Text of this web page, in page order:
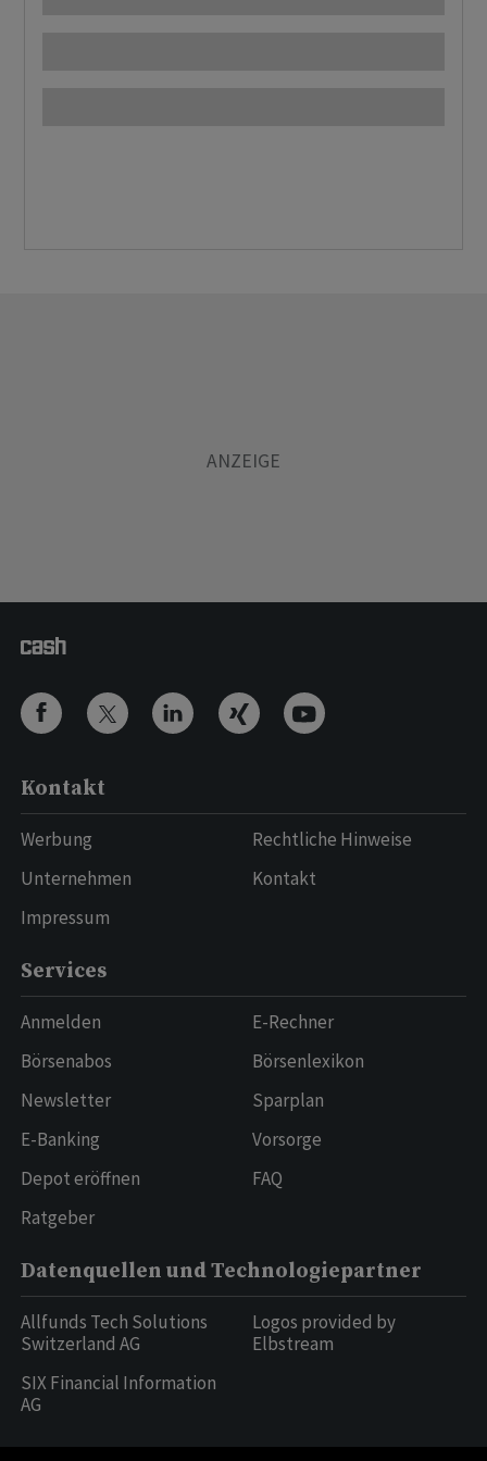
Kontakt
Werbung
Unternehmen
Impressum
Rechtliche Hinweise
Kontakt
Services
Anmelden
Börsenabos
Newsletter
E-Banking
Depot eröffnen
Ratgeber
E-Rechner
Börsenlexikon
Sparplan
Vorsorge
FAQ
Datenquellen und Technologiepartner
Allfunds Tech Solutions
Switzerland AG
SIX Financial Information
AG
Logos provided by
Elbstream